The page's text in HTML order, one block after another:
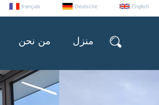
English
Deutsche
français
منزل من نحن